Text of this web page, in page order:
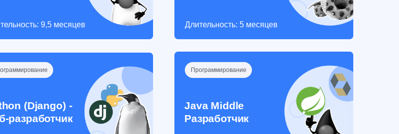
Длительность: 5 месяцев
9,5 месяцев
(Django) -
разработчик
Java Middle
Разработчик
Программирование